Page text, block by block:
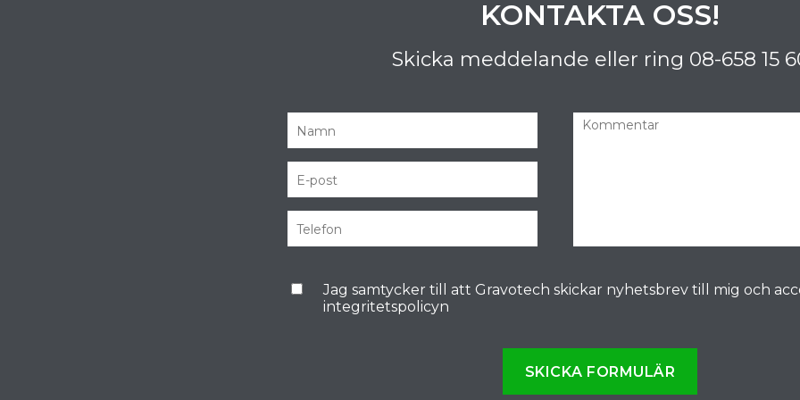
KONTAKTA OSS!
Skicka meddelande eller ring 08-658 15
Jag samtycker till att Gravotech skickar nyhetsbrev till mig och
integritetspolicyn
SKICKA FORMULÄR